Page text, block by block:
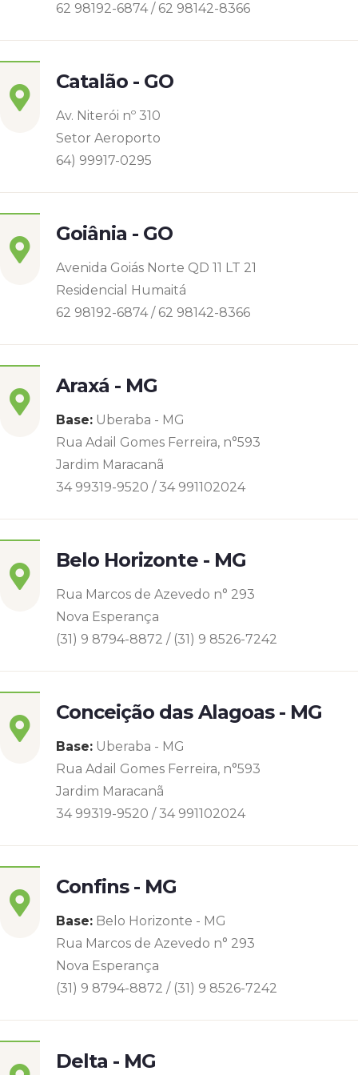
62 98192-6874 / 62 98142-8366
Catalão - GO
Av. Niterói nº 310
Setor Aeroporto
64) 99917-0295
Goiânia - GO
Avenida Goiás Norte QD 11 LT 21
Residencial Humaitá
62 98192-6874 / 62 98142-8366
Araxá - MG
Base: Uberaba - MG
Rua Adail Gomes Ferreira, n°593
Jardim Maracanã
34 99319-9520 / 34 991102024
Belo Horizonte - MG
Rua Marcos de Azevedo n° 293
Nova Esperança
(31) 9 8794-8872 / (31) 9 8526-7242
Conceição das Alagoas - MG
Base: Uberaba - MG
Rua Adail Gomes Ferreira, n°593
Jardim Maracanã
34 99319-9520 / 34 991102024
Confins - MG
Base: Belo Horizonte - MG
Rua Marcos de Azevedo n° 293
Nova Esperança
(31) 9 8794-8872 / (31) 9 8526-7242
Delta - MG